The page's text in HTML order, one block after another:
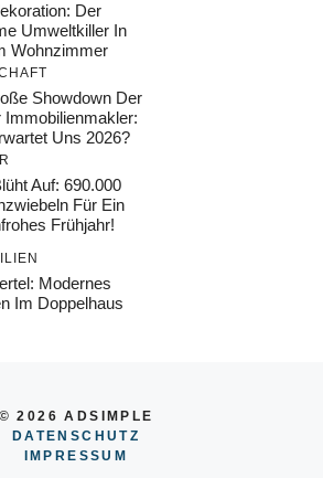
Der
Umweltkiller In
Wohnzimmer
Showdown Der
Immobilienmakler:
Uns 2026?
Auf: 690.000
Für Ein
Frühjahr!
Modernes
Im Doppelhaus
© 2026 ADSIMPLE
DATENSCHUTZ
IMPRESSUM